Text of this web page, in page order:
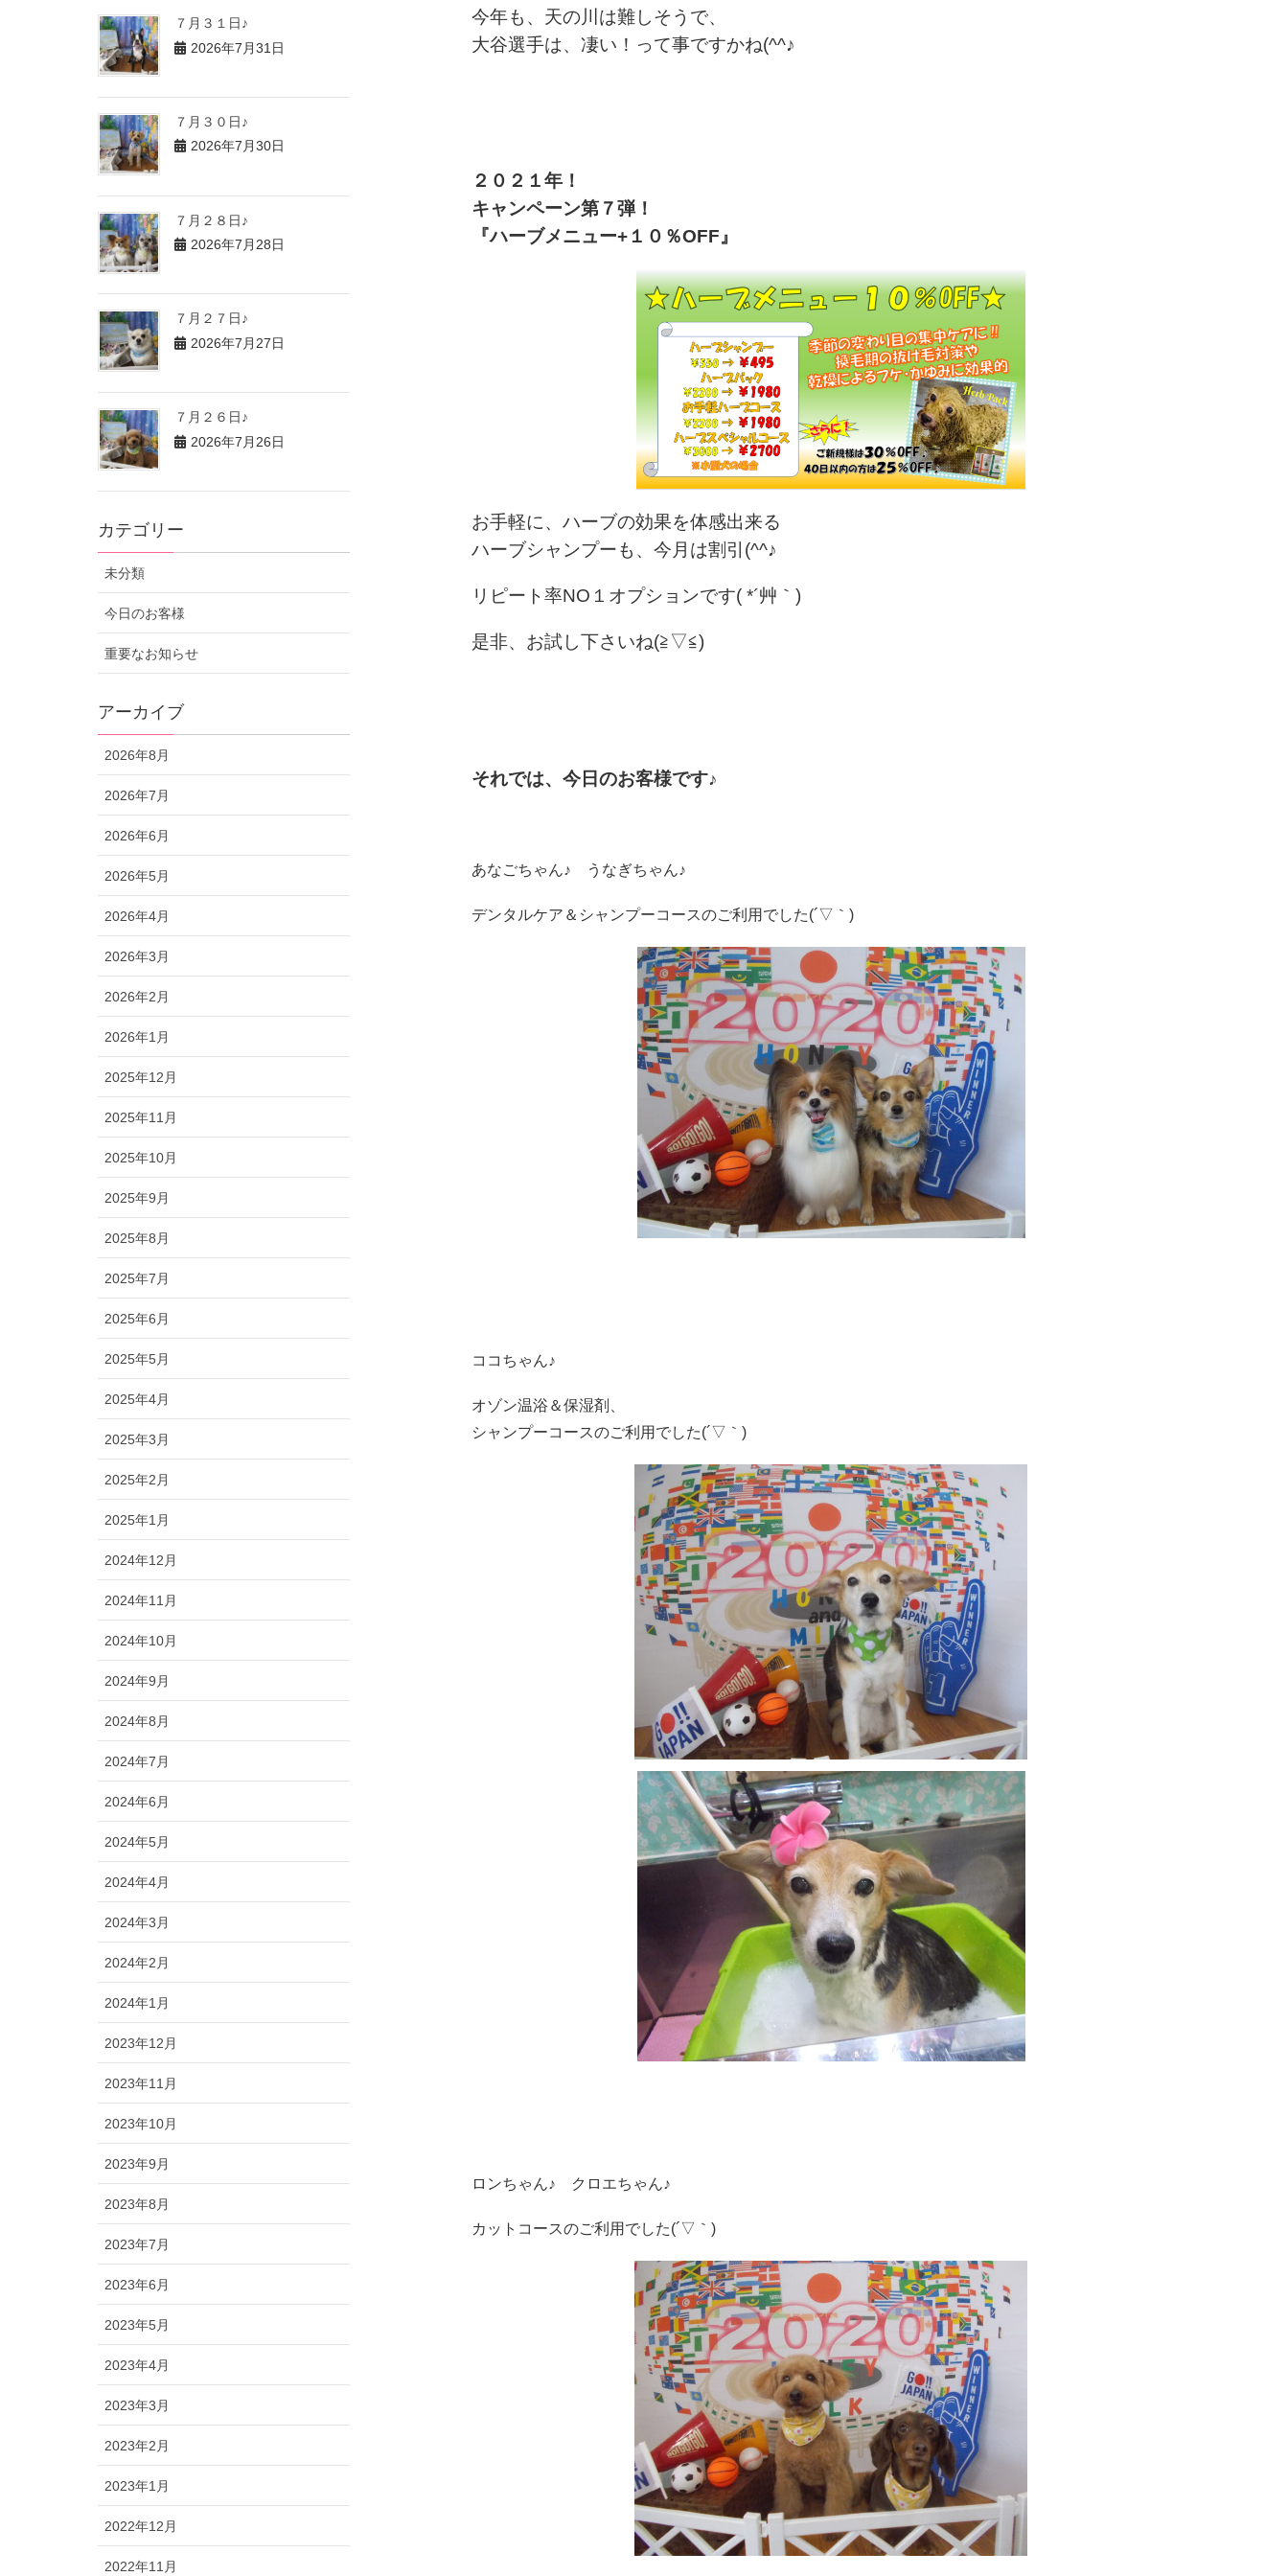
今年も、天の川は難しそうで、
大谷選手は、凄い！って事ですかね(^^♪
２０２１年！
キャンペーン第７弾！
『ハーブメニュー+１０％OFF』
お手軽に、ハーブの効果を体感出来る
ハーブシャンプーも、今月は割引(^^♪
リピート率NO１オプションです( *´艸｀)
是非、お試し下さいね(≧▽≦)
それでは、今日のお客様です♪
あなごちゃん♪ うなぎちゃん♪
デンタルケア＆シャンプーコースのご利用でした(´▽｀)
ココちゃん♪
オゾン温浴＆保湿剤、
シャンプーコースのご利用でした(´▽｀)
ロンちゃん♪ クロエちゃん♪
カットコースのご利用でした(´▽｀)
７月３１日♪
2026年7月31日
７月３０日♪
2026年7月30日
７月２８日♪
2026年7月28日
７月２７日♪
2026年7月27日
７月２６日♪
2026年7月26日
カテゴリー
未分類
今日のお客様
重要なお知らせ
アーカイブ
2026年8月
2026年7月
2026年6月
2026年5月
2026年4月
2026年3月
2026年2月
2026年1月
2025年12月
2025年11月
2025年10月
2025年9月
2025年8月
2025年7月
2025年6月
2025年5月
2025年4月
2025年3月
2025年2月
2025年1月
2024年12月
2024年11月
2024年10月
2024年9月
2024年8月
2024年7月
2024年6月
2024年5月
2024年4月
2024年3月
2024年2月
2024年1月
2023年12月
2023年11月
2023年10月
2023年9月
2023年8月
2023年7月
2023年6月
2023年5月
2023年4月
2023年3月
2023年2月
2023年1月
2022年12月
2022年11月